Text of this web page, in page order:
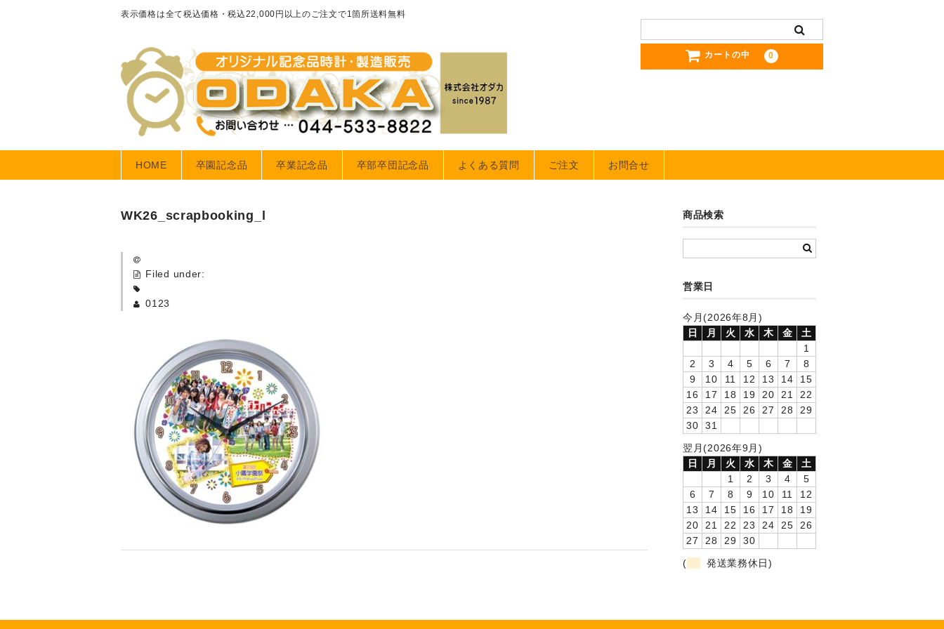
表示価格は全て税込価格・税込22,000円以上のご注文で1箇所送料無料
カートの中 0
HOME 卒園記念品 卒業記念品 卒部卒団記念品 よくある質問 ご注文 お問合せ
WK26_scrapbooking_l
Filed under:
0123
商品検索
営業日
今月(2026年8月)
日
月 火 水 木 金
土
1
2
3 4 5 6 7
8
9
10 11 12 13 14
15
16
17 18 19 20 21
22
23
24 25 26 27 28
29
30
31
翌月(2026年9月)
日
月 火 水 木 金
土
1
2 3 4
5
6
7 8 9 10 11
12
13
14 15 16 17 18
19
20
21 22 23 24 25
26
27
28 29
30
(
発送業務休日)